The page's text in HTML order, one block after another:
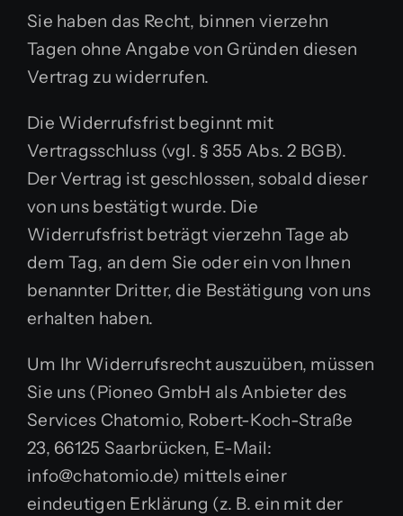
Sie haben das Recht, binnen vierzehn
Tagen ohne Angabe von Gründen diesen
Vertrag zu widerrufen.
Die Widerrufsfrist beginnt mit
Vertragsschluss (vgl. § 355 Abs. 2 BGB).
Der Vertrag ist geschlossen, sobald dieser
von uns bestätigt wurde. Die
Widerrufsfrist beträgt vierzehn Tage ab
dem Tag, an dem Sie oder ein von Ihnen
benannter Dritter, die Bestätigung von uns
erhalten haben.
Um Ihr Widerrufsrecht auszuüben, müssen
Sie uns (Pioneo GmbH als Anbieter des
Services Chatomio, Robert-Koch-Straße
23, 66125 Saarbrücken, E-Mail:
info@chatomio.de) mittels einer
eindeutigen Erklärung (z. B. ein mit der